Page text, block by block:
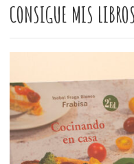
CONSIGUE MIS